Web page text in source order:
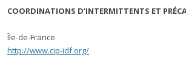
COORDINATIONS D’INTERMITTENTS ET
Île-de-France
http://www.cip-idf.org/